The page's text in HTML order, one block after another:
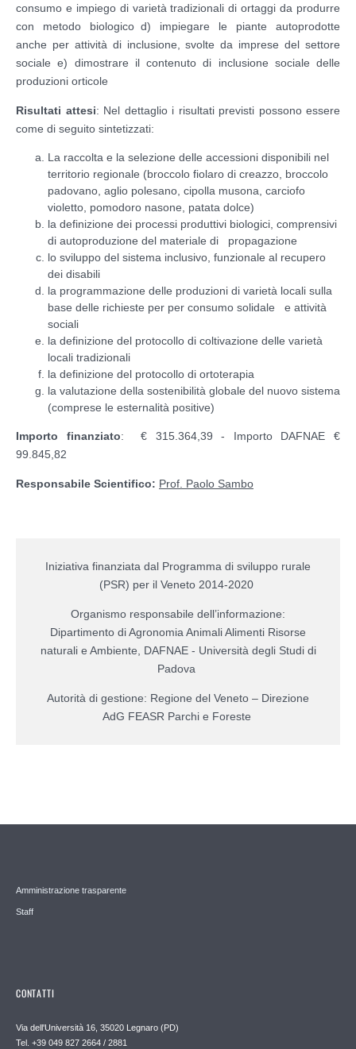
consumo e impiego di varietà tradizionali di ortaggi da produrre
con metodo biologico d) impiegare le piante autoprodotte
anche per attività di inclusione, svolte da imprese del settore
sociale e) dimostrare il contenuto di inclusione sociale delle
produzioni orticole
Risultati attesi: Nel dettaglio i risultati previsti possono essere
come di seguito sintetizzati:
La raccolta e la selezione delle accessioni disponibili nel
territorio regionale (broccolo fiolaro di creazzo, broccolo
padovano, aglio polesano, cipolla musona, carciofo
violetto, pomodoro nasone, patata dolce)
la definizione dei processi produttivi biologici, comprensivi
di autoproduzione del materiale di propagazione
lo sviluppo del sistema inclusivo, funzionale al recupero
dei disabili
la programmazione delle produzioni di varietà locali sulla
base delle richieste per per consumo solidale e attività
sociali
la definizione del protocollo di coltivazione delle varietà
locali tradizionali
la definizione del protocollo di ortoterapia
la valutazione della sostenibilità globale del nuovo sistema
(comprese le esternalità positive)
Importo finanziato: € 315.364,39 - Importo DAFNAE €
99.845,82
Responsabile Scientifico: Prof. Paolo Sambo
Iniziativa finanziata dal Programma di sviluppo rurale
(PSR) per il Veneto 2014-2020
Organismo responsabile dell’informazione:
Dipartimento di Agronomia Animali Alimenti Risorse
naturali e Ambiente, DAFNAE - Università degli Studi di
Padova
Autorità di gestione: Regione del Veneto – Direzione
AdG FEASR Parchi e Foreste
Amministrazione trasparente
Staff
CONTATTI
Via dell'Università 16, 35020 Legnaro (PD)
Tel. +39 049 827 2664 / 2881